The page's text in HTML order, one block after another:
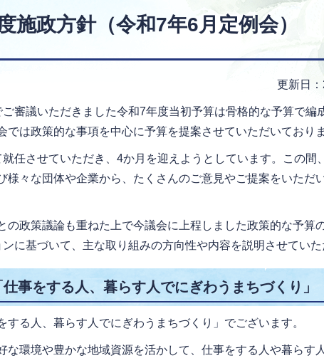
施政方針（令和7年6月定例会）
更新日
審議いただきました令和7年度当初予算は骨格的な予算で編
では政策的な事項を中心に予算を提案させていただいておりま
任させていただき、4か月を迎えようとしています。この間
様々な団体や企業から、たくさんのご意見やご提案をいただ
の政策議論も重ねた上で今議会に上程しました政策的な予算
に基づいて、主な取り組みの方向性や内容を説明させていた
事をする人、暮らす人でにぎわうまちづくり」
する人、暮らす人でにぎわうまちづくり」でございます。
な環境や豊かな地域資源を活かして、仕事をする人や暮らす